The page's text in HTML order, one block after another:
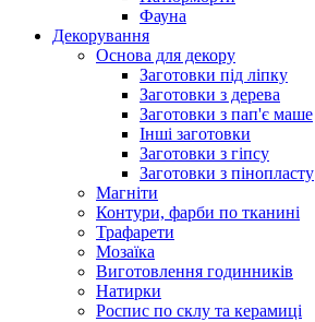
Фауна
Декорування
Основа для декору
Заготовки під ліпку
Заготовки з дерева
Заготовки з пап'є маше
Інші заготовки
Заготовки з гіпсу
Заготовки з пінопласту
Магніти
Контури, фарби по тканині
Трафарети
Мозаїка
Виготовлення годинників
Натирки
Роспис по склу та керамиці